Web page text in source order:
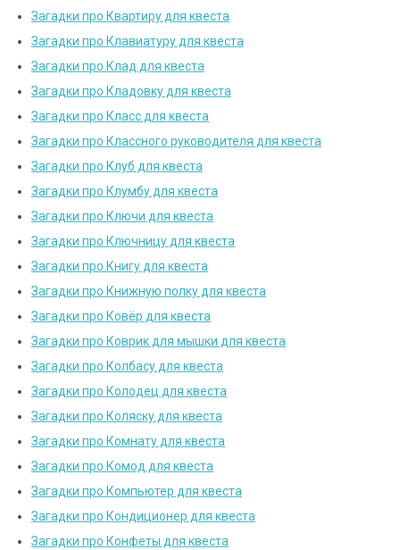
Загадки про Квартиру для квеста
Загадки про Клавиатуру для квеста
Загадки про Клад для квеста
Загадки про Кладовку для квеста
Загадки про Класс для квеста
Загадки про Классного руководителя для квеста
Загадки про Клуб для квеста
Загадки про Клумбу для квеста
Загадки про Ключи для квеста
Загадки про Ключницу для квеста
Загадки про Книгу для квеста
Загадки про Книжную полку для квеста
Загадки про Ковёр для квеста
Загадки про Коврик для мышки для квеста
Загадки про Колбасу для квеста
Загадки про Колодец для квеста
Загадки про Коляску для квеста
Загадки про Комнату для квеста
Загадки про Комод для квеста
Загадки про Компьютер для квеста
Загадки про Кондиционер для квеста
Загадки про Конфеты для квеста